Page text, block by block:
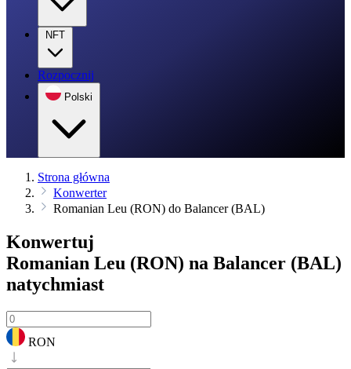
NFT
Rozpocznij
Polski
Strona główna
Konwerter
Romanian Leu (RON) do Balancer (BAL)
Konwertuj
Romanian Leu (RON) na Balancer (BAL)
natychmiast
RON